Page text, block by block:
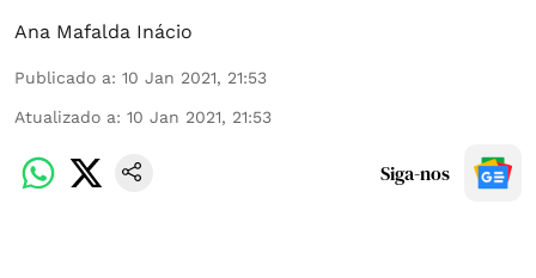
Ana Mafalda Inácio
Publicado a: 10 Jan 2021, 21:53
Atualizado a: 10 Jan 2021, 21:53
Siga-nos